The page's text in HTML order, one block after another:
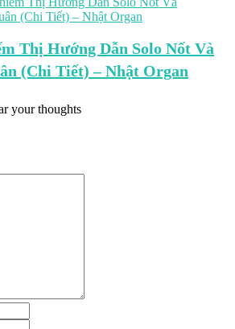
Thị Hướng Dẫn Solo Nốt Và
(Chi Tiết) – Nhật Organ
your thoughts